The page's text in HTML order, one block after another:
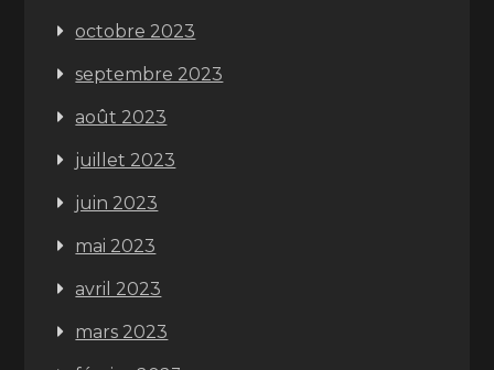
octobre 2023
septembre 2023
août 2023
juillet 2023
juin 2023
mai 2023
avril 2023
mars 2023